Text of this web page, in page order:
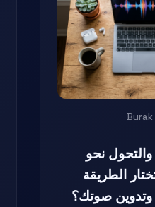
Burak
تطبيق Otter AI والتحول نحو
الطريقة
صوتك؟